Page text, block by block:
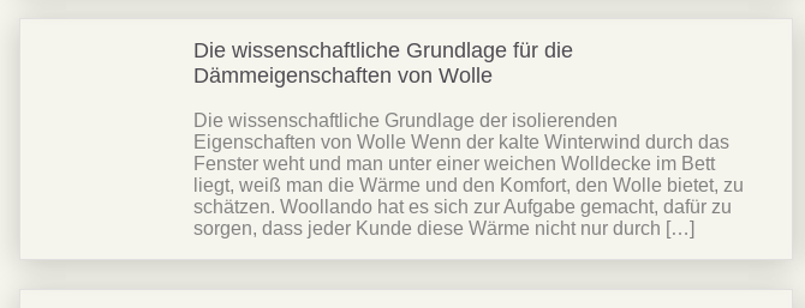
Die wissenschaftliche Grundlage für die
Dämmeigenschaften von Wolle
Die wissenschaftliche Grundlage der isolierenden
Eigenschaften von Wolle Wenn der kalte Winterwind durch das
Fenster weht und man unter einer weichen Wolldecke im Bett
liegt, weiß man die Wärme und den Komfort, den Wolle bietet, zu
schätzen. Woollando hat es sich zur Aufgabe gemacht, dafür zu
sorgen, dass jeder Kunde diese Wärme nicht nur durch […]